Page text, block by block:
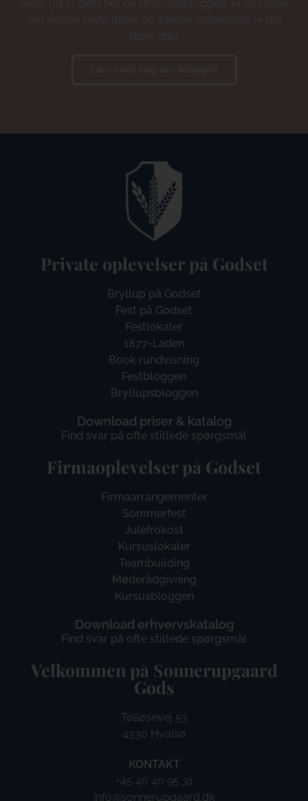
Private oplevelser på Godset
Bryllup på Godset
Fest på Godset
Festlokaler
1877-Laden
Book rundvisning
Festbloggen
Bryllupsbloggen
Download priser & katalog
Find svar på ofte stillede spørgsmål
Velkommen på Sonnerupgaard
Gods​
Tølløsevej 53
4330 Hvalsø
KONTAKT
+45 46 40 95 31
info@sonnerupgaard.dk
Firmaoplevelser på Godset
Firmaarrangementer
Sommerfest
Julefrokost
Kursuslokaler
Teambuilding
Møderådgivning
Kursusbloggen
Download erhvervskatalog
Find svar på ofte stillede spørgsmål